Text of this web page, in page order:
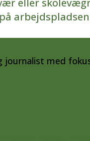
eller
arbejdspladsen
journalist med